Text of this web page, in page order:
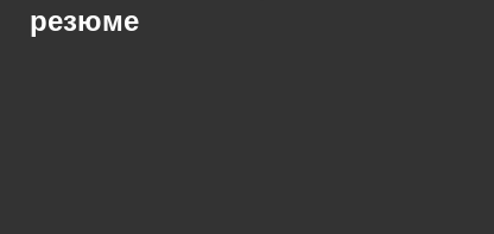
резюме